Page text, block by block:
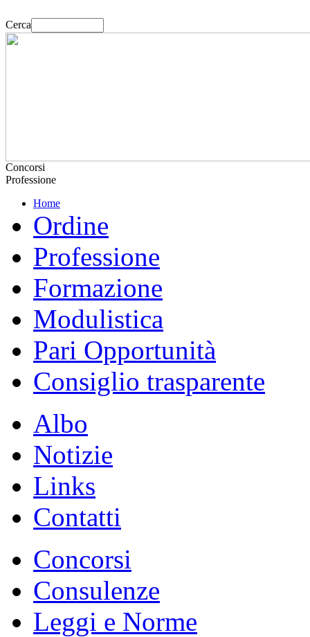
Cerca
Concorsi
Professione
Home
Ordine
Professione
Formazione
Modulistica
Pari Opportunità
Consiglio trasparente
Albo
Notizie
Links
Contatti
Concorsi
Consulenze
Leggi e Norme